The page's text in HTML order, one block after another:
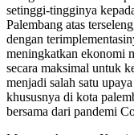
setinggi-tingginya
Palembang atas
dengan
meningkatkan ekonomi
secara maksimal untuk
menjadi salah satu
khususnya di kota
bersama dari pandemi